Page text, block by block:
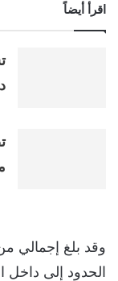
اقرأ أيضاً
وقد بلغ إجمالي